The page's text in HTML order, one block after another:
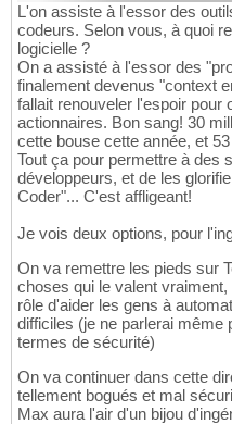
L'on assiste à l'essor des
codeurs. Selon vous, à quoi
logicielle ?
On a assisté à l'essor des
finalement devenus "context
fallait renouveler l'espoir pour
actionnaires. Bon sang! 30
cette bouse cette année, et
Tout ça pour permettre à des
développeurs, et de les
Coder"... C'est affligeant!
Je vois deux options, pour
On va remettre les pieds sur
choses qui le valent
rôle d'aider les gens à
difficiles (je ne parlerai même
termes de sécurité)
On va continuer dans cette
tellement bogués et mal
Max aura l'air d'un bijou